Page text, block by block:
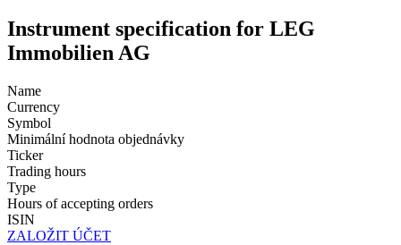
Instrument specification for LEG
Immobilien AG
Name
Currency
Symbol
Minimální hodnota objednávky
Ticker
Trading hours
Type
Hours of accepting orders
ISIN
ZALOŽIT ÚČET